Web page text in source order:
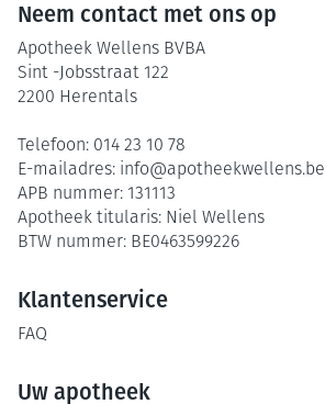
Neem contact met ons op
Apotheek Wellens BVBA
Sint -Jobsstraat 122
2200 Herentals
Telefoon: 014 23 10 78
E-mailadres: info@apotheekwellens.be
APB nummer: 131113
Apotheek titularis: Niel Wellens
BTW nummer: BE0463599226
Klantenservice
FAQ
Uw apotheek